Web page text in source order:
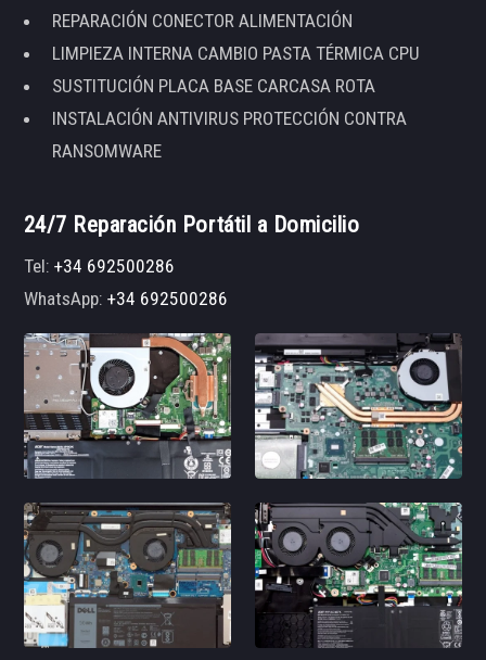
REPARACIÓN CONECTOR ALIMENTACIÓN
LIMPIEZA INTERNA CAMBIO PASTA TÉRMICA CPU
SUSTITUCIÓN PLACA BASE CARCASA ROTA
INSTALACIÓN ANTIVIRUS PROTECCIÓN CONTRA
RANSOMWARE
24/7 Reparación Portátil a Domicilio
Tel:+34 692500286
WhatsApp:+34 692500286